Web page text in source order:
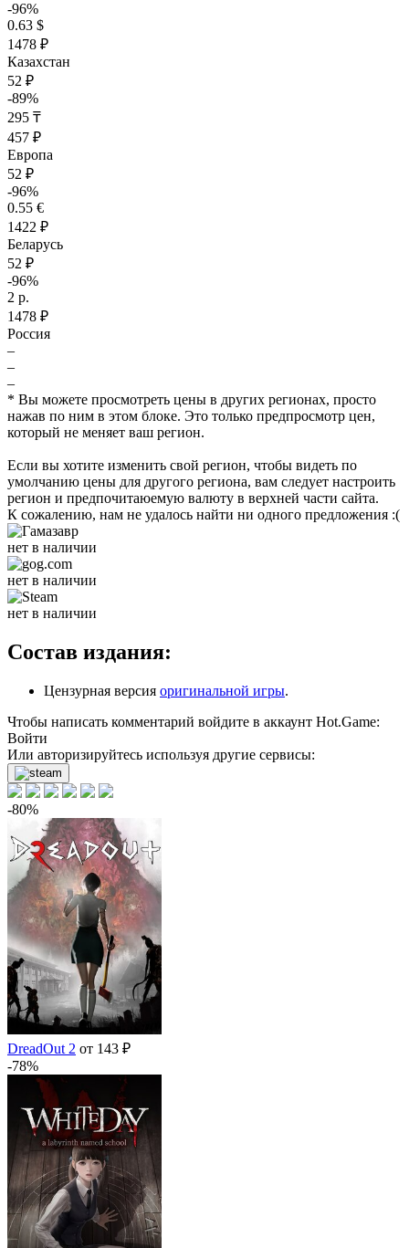
-96%
0.63 $
1478 ₽
Казахстан
52 ₽
-89%
295 ₸
457 ₽
Европа
52 ₽
-96%
0.55 €
1422 ₽
Беларусь
52 ₽
-96%
2 р.
1478 ₽
Россия
–
–
–
* Вы можете просмотреть цены в других регионах, просто
нажав по ним в этом блоке. Это только предпросмотр цен,
который не меняет ваш регион.
Если вы хотите изменить свой регион, чтобы видеть по
умолчанию цены для другого региона, вам следует настроить
регион и предпочитаюемую валюту в верхней части сайта.
К сожалению, нам не удалось найти ни одного предложения :(
нет в наличии
нет в наличии
нет в наличии
Состав издания:
Цензурная версия оригинальной игры.
Чтобы написать комментарий войдите в аккаунт Hot.Game:
Войти
Или авторизируйтесь используя другие сервисы:
-80%
DreadOut 2 от 143 ₽
-78%